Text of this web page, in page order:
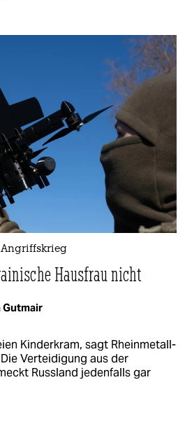
Hausfrau nicht
Gutmair
Kinderkram, sagt Rheinmetall-
Verteidigung aus der
Russland jedenfalls gar